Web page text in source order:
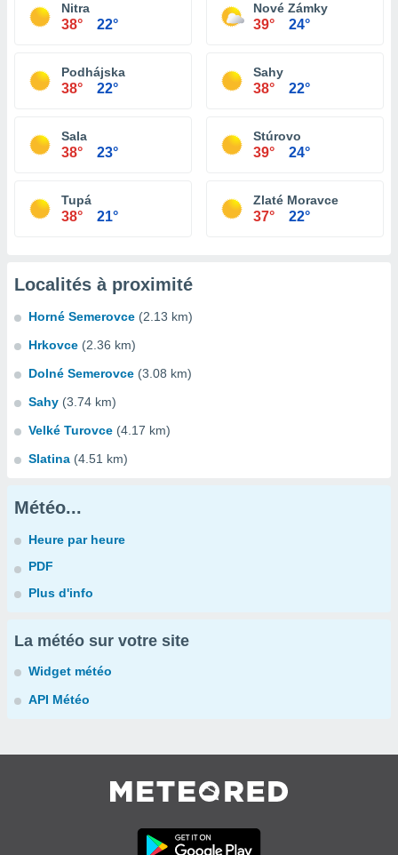
Nitra
38° 22°
Nové Zámky
39° 24°
Podhájska
38° 22°
Sahy
38° 22°
Sala
38° 23°
Stúrovo
39° 24°
Tupá
38° 21°
Zlaté Moravce
37° 22°
Localités à proximité
Horné Semerovce (2.13 km)
Hrkovce (2.36 km)
Dolné Semerovce (3.08 km)
Sahy (3.74 km)
Velké Turovce (4.17 km)
Slatina (4.51 km)
Météo...
Heure par heure
PDF
Plus d'info
La météo sur votre site
Widget météo
API Météo